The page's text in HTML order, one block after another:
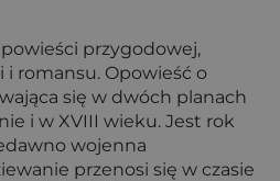
powieści przygodowej,
romansu. Opowieść o
się w dwóch planach
i w XVIII wieku. Jest rok
wojenna
przenosi się w czasie